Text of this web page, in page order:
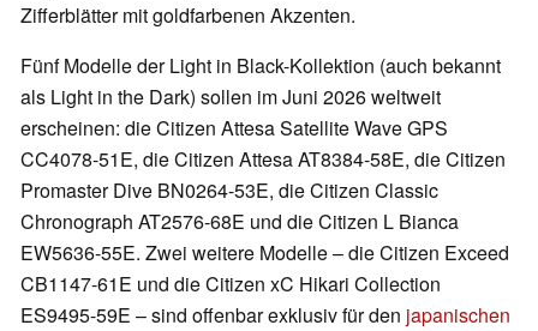
Zifferblätter mit goldfarbenen Akzenten.
Fünf Modelle der Light in Black-Kollektion (auch bekannt
als Light in the Dark) sollen im Juni 2026 weltweit
erscheinen: die Citizen Attesa Satellite Wave GPS
CC4078-51E, die Citizen Attesa AT8384-58E, die Citizen
Promaster Dive BN0264-53E, die Citizen Classic
Chronograph AT2576-68E und die Citizen L Bianca
EW5636-55E. Zwei weitere Modelle – die Citizen Exceed
CB1147-61E und die Citizen xC Hikari Collection
ES9495-59E – sind offenbar exklusiv für den japanischen